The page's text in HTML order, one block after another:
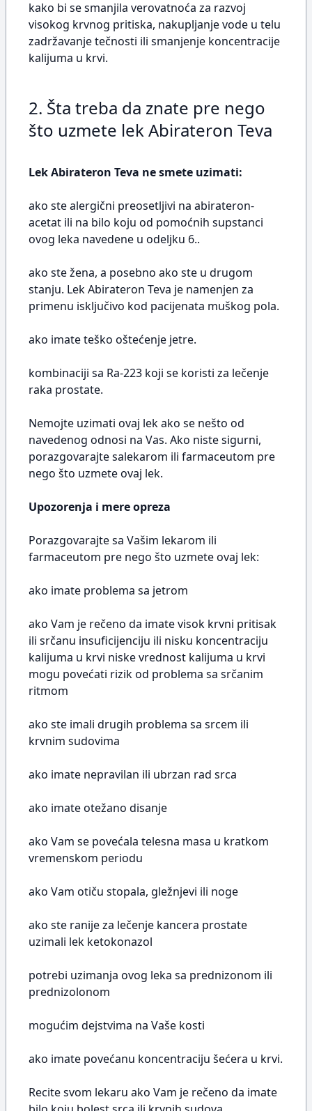
kako bi se smanjila verovatnoća za razvoj
visokog krvnog pritiska, nakupljanje vode u telu
zadržavanje tečnosti ili smanjenje koncentracije
kalijuma u krvi.
2. Šta treba da znate pre nego
što uzmete lek Abirateron Teva
Lek Abirateron Teva ne smete uzimati:
ako ste alergični preosetljivi na abirateron-
acetat ili na bilo koju od pomoćnih supstanci
ovog leka navedene u odeljku 6..
ako ste žena, a posebno ako ste u drugom
stanju. Lek Abirateron Teva je namenjen za
primenu isključivo kod pacijenata muškog pola.
ako imate teško oštećenje jetre.
kombinaciji sa Ra-223 koji se koristi za lečenje
raka prostate.
Nemojte uzimati ovaj lek ako se nešto od
navedenog odnosi na Vas. Ako niste sigurni,
porazgovarajte salekarom ili farmaceutom pre
nego što uzmete ovaj lek.
Upozorenja i mere opreza
Porazgovarajte sa Vašim lekarom ili
farmaceutom pre nego što uzmete ovaj lek:
ako imate problema sa jetrom
ako Vam je rečeno da imate visok krvni pritisak
ili srčanu insuficijenciju ili nisku koncentraciju
kalijuma u krvi niske vrednost kalijuma u krvi
mogu povećati rizik od problema sa srčanim
ritmom
ako ste imali drugih problema sa srcem ili
krvnim sudovima
ako imate nepravilan ili ubrzan rad srca
ako imate otežano disanje
ako Vam se povećala telesna masa u kratkom
vremenskom periodu
ako Vam otiču stopala, gležnjevi ili noge
ako ste ranije za lečenje kancera prostate
uzimali lek ketokonazol
potrebi uzimanja ovog leka sa prednizonom ili
prednizolonom
mogućim dejstvima na Vaše kosti
ako imate povećanu koncentraciju šećera u krvi.
Recite svom lekaru ako Vam je rečeno da imate